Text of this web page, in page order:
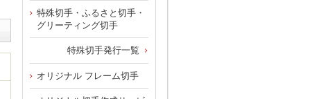
特殊切手・ふるさと切手・
グリーティング切手
特殊切手発行一覧
オリジナル フレーム切手